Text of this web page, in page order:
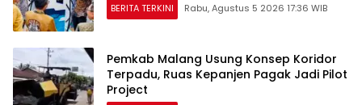
BERITA TERKINI Rabu, Agustus 5 2026 17:36 WIB
Pemkab Malang Usung Konsep Koridor
Terpadu, Ruas Kepanjen Pagak Jadi Pilot
Project